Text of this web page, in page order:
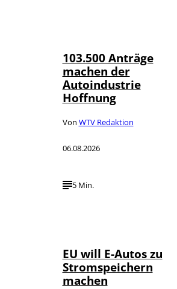
103.500 Anträge
machen der
Autoindustrie
Hoffnung
Von WTV Redaktion
06.08.2026
5 Min.
EU will E-Autos zu
Stromspeichern
machen